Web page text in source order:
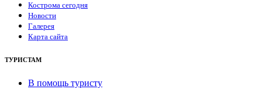
Кострома сегодня
Новости
Галерея
Карта сайта
ТУРИСТАМ
В помощь туристу